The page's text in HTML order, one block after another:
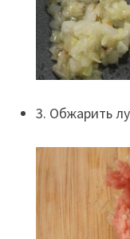
3. Обжарить